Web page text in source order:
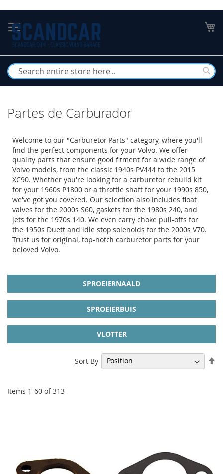
to
Content
Partes de Carburador
Welcome to our "Carburetor Parts" category, where you'll
find the perfect components for your Volvo. We offer
quality parts that ensure good fitment for a wide range of
Volvo models, from the classic 1940s PV444 to the 2015
XC90. Whether you're looking for a carburetor rebuild kit
for your 1960s P1800 or a throttle shaft for your 1990s 850,
we've got you covered. Our selection also includes float
valves for the 2000s S60, gaskets for the 1980s 240, and
jets for the 1970s 140. We even carry choke pull-offs for
the 1950s Duett and idle stop solenoids for the 2000s V70.
Trust us for original, top-notch carburetor parts for your
beloved Volvo.
SPROEIERNAALD
SPROEIERBUIS
VLOTTER
Items 1-60 of313
Sort By